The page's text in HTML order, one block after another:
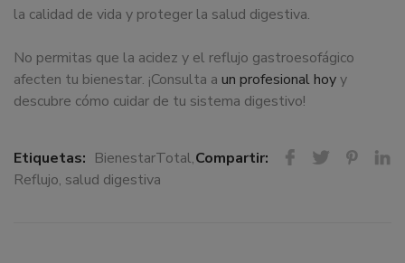
la calidad de vida y proteger la salud digestiva.
No permitas que la acidez y el reflujo gastroesofágico
afecten tu bienestar. ¡Consulta a un profesional hoyy
descubre cómo cuidar de tu sistema digestivo!
Etiquetas: BienestarTotal,
Reflujo, salud digestiva
Compartir: